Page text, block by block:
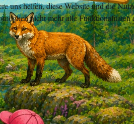
uns helfen, diese Website und die
nicht mehr alle